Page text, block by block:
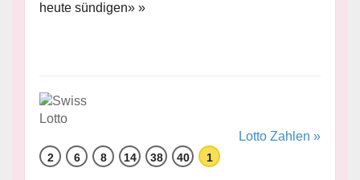
heute sündigen» »
Lotto Zahlen »
2 6 8 14 38 40 1